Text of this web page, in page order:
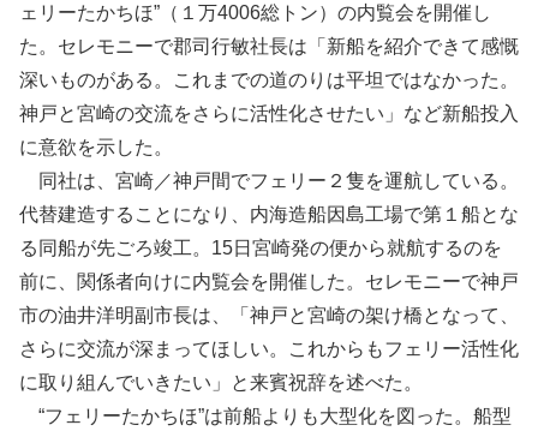
ェリーたかちほ”（１万4006総トン）の内覧会を開催し
た。セレモニーで郡司行敏社長は「新船を紹介できて感慨
深いものがある。これまでの道のりは平坦ではなかった。
神戸と宮崎の交流をさらに活性化させたい」など新船投入
に意欲を示した。
同社は、宮崎／神戸間でフェリー２隻を運航している。
代替建造することになり、内海造船因島工場で第１船とな
る同船が先ごろ竣工。15日宮崎発の便から就航するのを
前に、関係者向けに内覧会を開催した。セレモニーで神戸
市の油井洋明副市長は、「神戸と宮崎の架け橋となって、
さらに交流が深まってほしい。これからもフェリー活性化
に取り組んでいきたい」と来賓祝辞を述べた。
“フェリーたかちほ”は前船よりも大型化を図った。船型